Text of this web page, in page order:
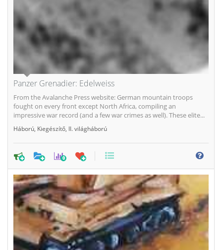
Panzer Grenadier: Edelweiss
From the Avalanche Press website: German mountain troops
fought on every front except North Africa, compiling an
impressive war record (and a few war crimes as well). These elite...
Háború Kiegészítő II. világháború
0